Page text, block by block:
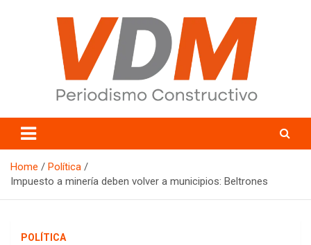
valledelmayo.com
Home
Política
Impuesto a minería deben volver a municipios: Beltrones
POLÍTICA